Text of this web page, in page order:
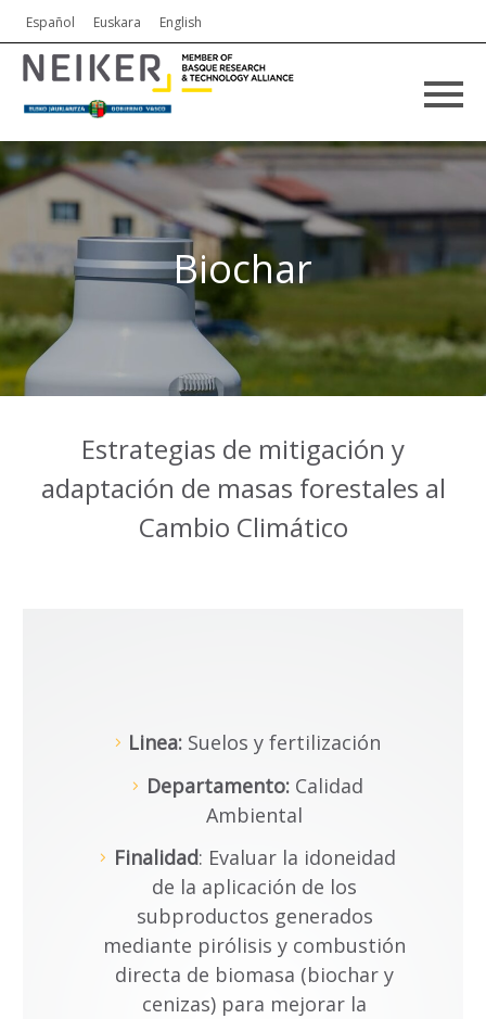
Español Euskara English
Biochar
Estrategias de mitigación y
adaptación de masas forestales al
Cambio Climático
Linea: Suelos y fertilización
Departamento:Calidad
Ambiental
Finalidad: Evaluar la idoneidad
de la aplicación de los
subproductos generados
mediante pirólisis y combustión
directa de biomasa (biochar y
cenizas) para mejorar la